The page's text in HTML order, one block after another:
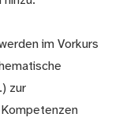
im Vorkurs
zur